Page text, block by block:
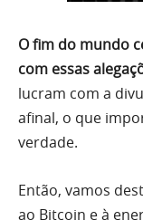
O fim do mundo
com essas
lucram com a
afinal, o que
verdade.
Então, vamos
ao Bitcoin e à